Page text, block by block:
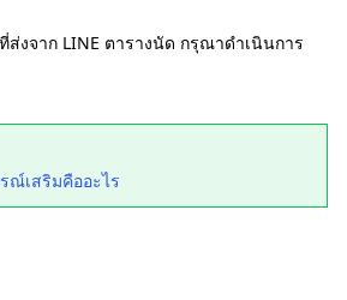
ส่งจาก LINE ตารางนัด กรุณาดำเนินการ
ณ์เสริมคืออะไร